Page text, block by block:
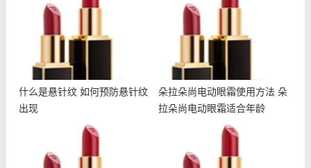
什么是悬针纹 如何预防悬针纹
出现
朵拉朵尚电动眼霜使用方法 朵
拉朵尚电动眼霜适合年龄
悦木之源夜间畅饮面膜多少
雅诗兰黛智妍眼霜和小棕瓶